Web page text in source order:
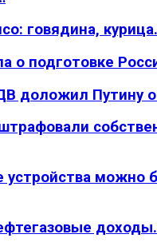
говядина,
о подготовке
доложил Путину
устройства можно